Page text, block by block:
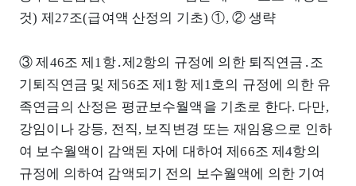
것) 제27조(급여액 산정의 기초) ①, ② 생략
③ 제46조 제1항․제2항의 규정에 의한 퇴직연금․조
기퇴직연금 및 제56조 제1항 제1호의 규정에 의한 유
족연금의 산정은 평균보수월액을 기초로 한다. 다만,
강임이나 강등, 전직, 보직변경 또는 재임용으로 인하
여 보수월액이 감액된 자에 대하여 제66조 제4항의
규정에 의하여 감액되기 전의 보수월액에 의한 기여